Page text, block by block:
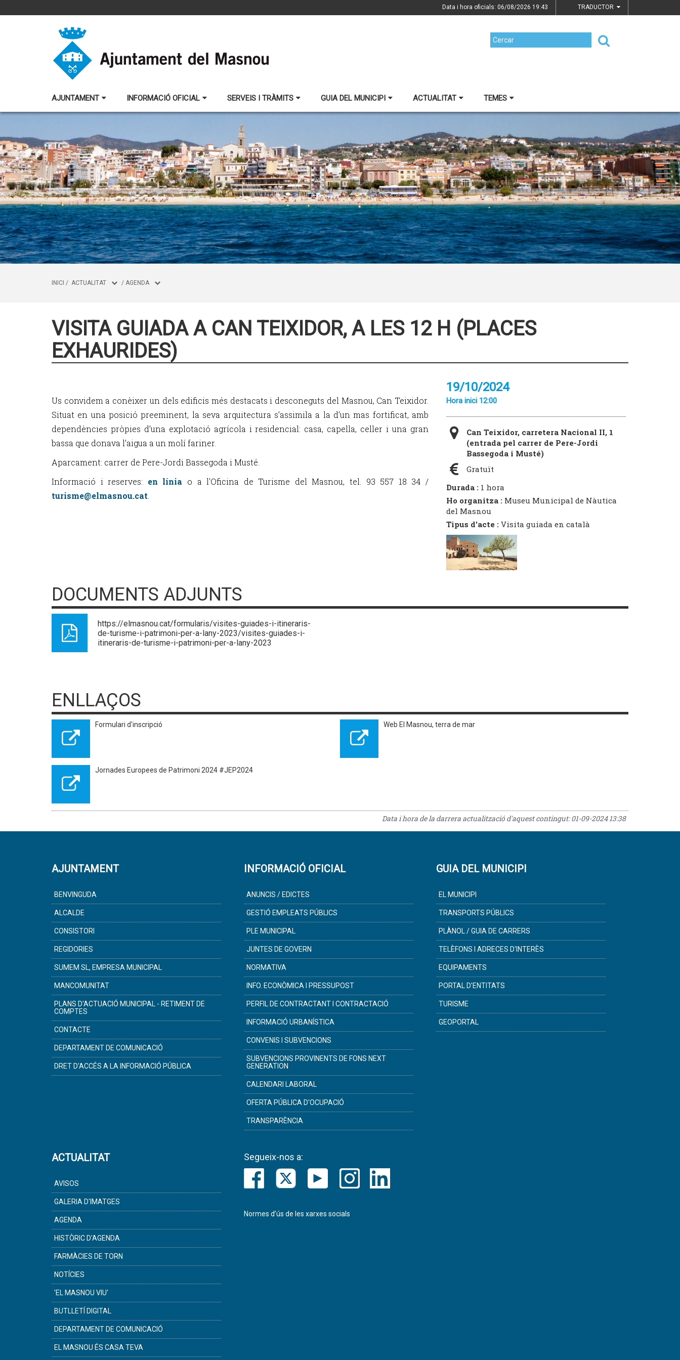
Data i hora oficials: 06/08/2026 19:43 TRADUCTOR
AJUNTAMENT INFORMACIÓ OFICIAL SERVEIS I TRÀMITS GUIA DEL MUNICIPI ACTUALITAT TEMES
INICI / ACTUALITAT / AGENDA
VISITA GUIADA A CAN TEIXIDOR, A LES 12 H (PLACES
EXHAURIDES)
Us convidem a conèixer un dels edificis més destacats i desconeguts del Masnou, Can Teixidor.
Situat en una posició preeminent, la seva arquitectura s’assimila a la d’un mas fortificat, amb
dependències pròpies d’una explotació agrícola i residencial: casa, capella, celler i una gran
bassa que donava l’aigua a un molí fariner.
Aparcament: carrer de Pere-Jordi Bassegoda i Musté.
Informació i reserves: en línia o a l'Oficina de Turisme del Masnou, tel. 93 557 18 34 /
turisme@elmasnou.cat
19/10/2024
Hora inici 12:00
Can Teixidor, carretera Nacional II, 1
(entrada pel carrer de Pere-Jordi
Bassegoda i Musté)
Gratuït
Durada : 1 hora
Ho organitza : Museu Municipal de Nàutica
del Masnou
Tipus d'acte : Visita guiada en català
DOCUMENTS ADJUNTS
https://elmasnou.cat/formularis/visites-guiades-i-itineraris-
de-turisme-i-patrimoni-per-a-lany-2023/visites-guiades-i-
itineraris-de-turisme-i-patrimoni-per-a-lany-2023
ENLLAÇOS
Formulari d'inscripció Web El Masnou, terra de mar
Jornades Europees de Patrimoni 2024 #JEP2024
Data i hora de la darrera actualització d'aquest contingut:01-09-2024 13:38
AJUNTAMENT
BENVINGUDA
ALCALDE
CONSISTORI
REGIDORIES
SUMEM SL, EMPRESA MUNICIPAL
MANCOMUNITAT
PLANS D'ACTUACIÓ MUNICIPAL - RETIMENT DE
COMPTES
CONTACTE
DEPARTAMENT DE COMUNICACIÓ
DRET D'ACCÉS A LA INFORMACIÓ PÚBLICA
INFORMACIÓ OFICIAL
ANUNCIS / EDICTES
GESTIÓ EMPLEATS PÚBLICS
PLE MUNICIPAL
JUNTES DE GOVERN
NORMATIVA
INFO. ECONÒMICA I PRESSUPOST
PERFIL DE CONTRACTANT I CONTRACTACIÓ
INFORMACIÓ URBANÍSTICA
CONVENIS I SUBVENCIONS
SUBVENCIONS PROVINENTS DE FONS NEXT
GENERATION
CALENDARI LABORAL
OFERTA PÚBLICA D'OCUPACIÓ
TRANSPARÈNCIA
GUIA DEL MUNICIPI
EL MUNICIPI
TRANSPORTS PÚBLICS
PLÀNOL / GUIA DE CARRERS
TELÈFONS I ADRECES D'INTERÈS
EQUIPAMENTS
PORTAL D'ENTITATS
TURISME
GEOPORTAL
ACTUALITAT
AVISOS
GALERIA D'IMATGES
AGENDA
HISTÒRIC D'AGENDA
FARMÀCIES DE TORN
NOTÍCIES
'EL MASNOU VIU'
BUTLLETÍ DIGITAL
DEPARTAMENT DE COMUNICACIÓ
EL MASNOU ÉS CASA TEVA
Segueix-nos a:
Normes d’ús de les xarxes socials